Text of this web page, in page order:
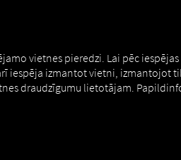
vietnes pieredzi. Lai pēc
iespēja izmantot vietni, izmantojot
draudzīgumu lietotājam.